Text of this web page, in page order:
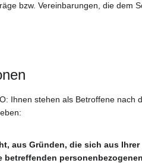
bzw. Vereinbarungen, die dem
Ihnen stehen als Betroffene nach
aus Gründen, die sich aus
betreffenden